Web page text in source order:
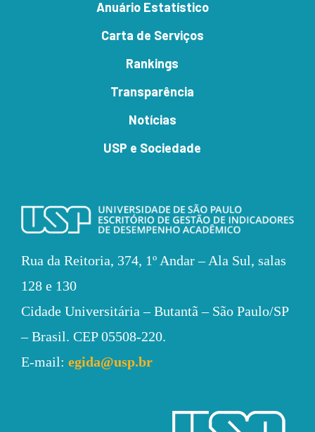
Anuário Estatístico
Carta de Serviços
Rankings
Transparência
Notícias
USP e Sociedade
Rua da Reitoria, 374, 1º Andar – Ala Sul, salas
128 e 130
Cidade Universitária –Butantã – São Paulo/SP
– Brasil. CEP 05508-220.
E-mail: egida@usp.br